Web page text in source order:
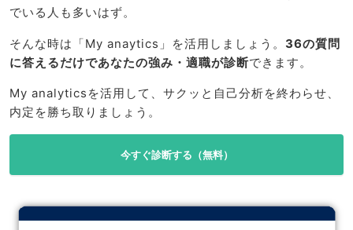
でいる人も多いはず。
そんな時は「My anaytics」を活用しましょう。 36の質問
に答えるだけであなたの強み・適職が診断できます。
My analyticsを活用して、サクッと自己分析を終わらせ、
内定を勝ち取りましょう。
今すぐ診断する（無料）